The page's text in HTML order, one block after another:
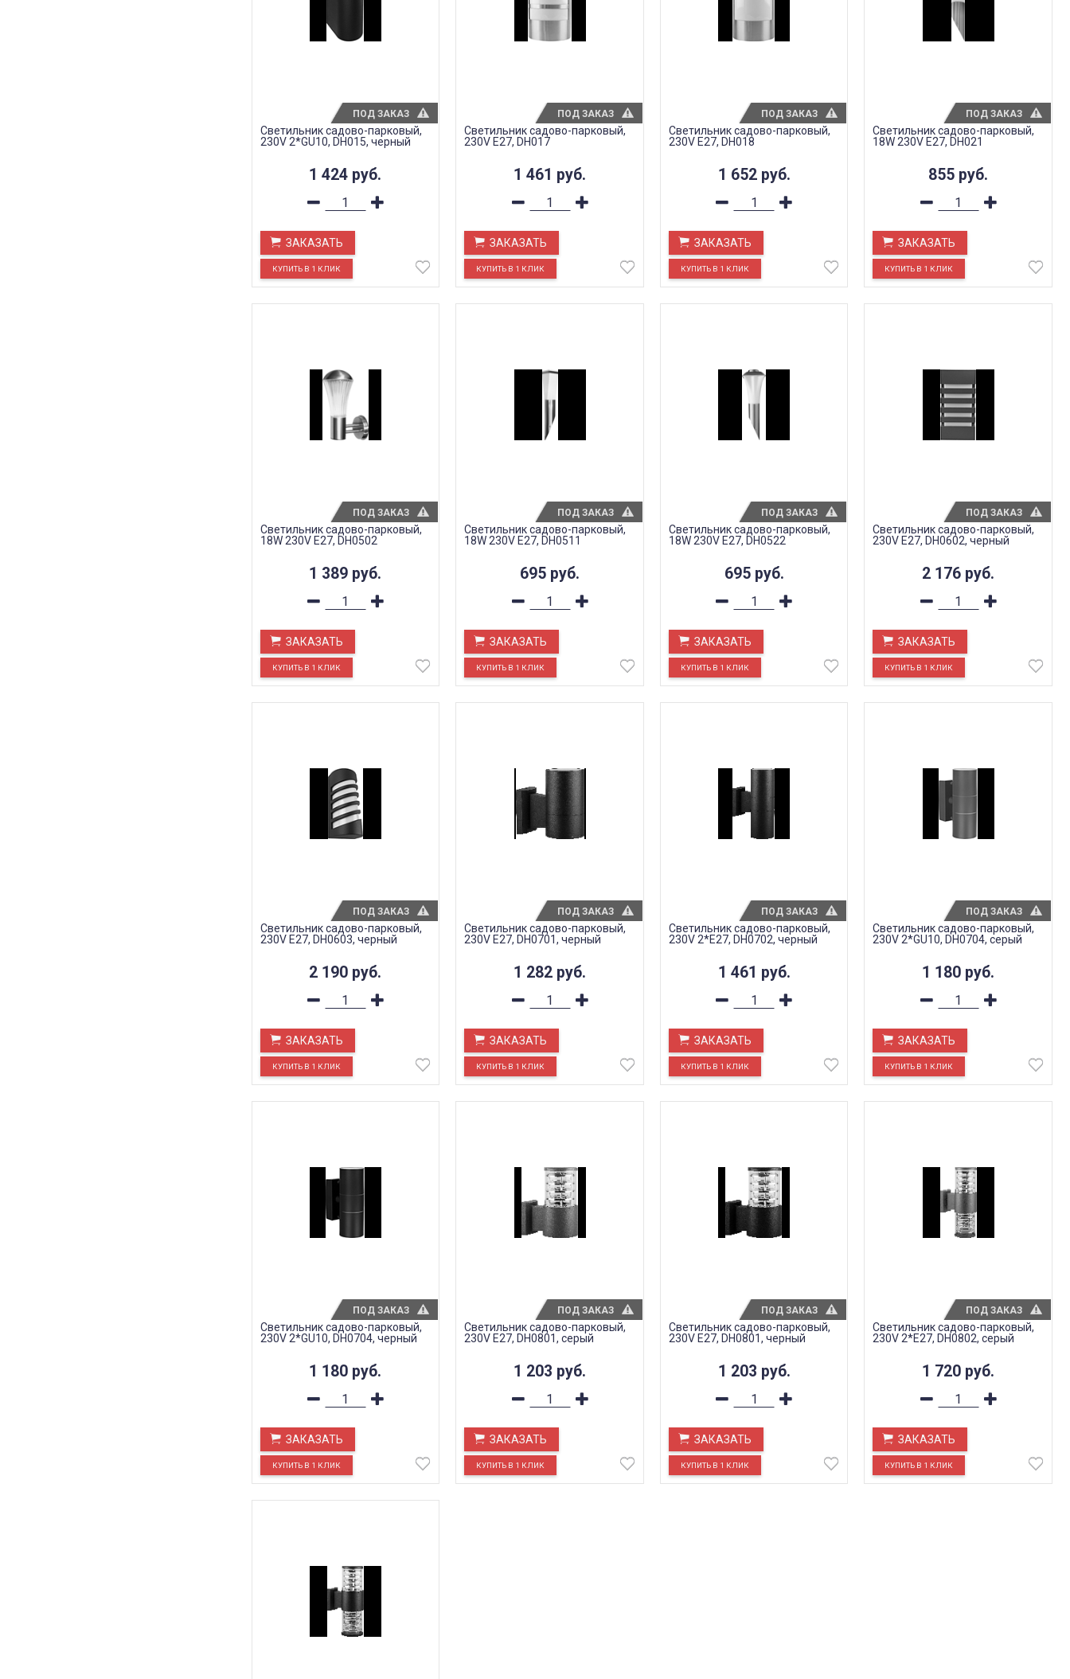
Светильник садово-парковый,
230V 2*GU10, DH015, черный
1 424 руб.
ЗАКАЗАТЬ
ПОД ЗАКАЗ
Светильник садово-парковый,
230V E27, DH017
1 461 руб.
ЗАКАЗАТЬ
ПОД ЗАКАЗ
Светильник садово-парковый,
230V E27, DH018
1 652 руб.
ЗАКАЗАТЬ
ПОД ЗАКАЗ
Светильник садово-парковый,
18W 230V E27, DH021
855 руб.
ЗАКАЗАТЬ
ПОД ЗАКАЗ
Светильник садово-парковый,
18W 230V E27, DH0502
1 389 руб.
ЗАКАЗАТЬ
ПОД ЗАКАЗ
Светильник садово-парковый,
18W 230V E27, DH0511
695 руб.
ЗАКАЗАТЬ
ПОД ЗАКАЗ
Светильник садово-парковый,
18W 230V E27, DH0522
695 руб.
ЗАКАЗАТЬ
ПОД ЗАКАЗ
Светильник садово-парковый,
230V E27, DH0602, черный
2 176 руб.
ЗАКАЗАТЬ
ПОД ЗАКАЗ
Светильник садово-парковый,
230V E27, DH0603, черный
2 190 руб.
ЗАКАЗАТЬ
ПОД ЗАКАЗ
Светильник садово-парковый,
230V E27, DH0701, черный
1 282 руб.
ЗАКАЗАТЬ
ПОД ЗАКАЗ
Светильник садово-парковый,
230V 2*E27, DH0702, черный
1 461 руб.
ЗАКАЗАТЬ
ПОД ЗАКАЗ
Светильник садово-парковый,
230V 2*GU10, DH0704, серый
1 180 руб.
ЗАКАЗАТЬ
ПОД ЗАКАЗ
Светильник садово-парковый,
230V 2*GU10, DH0704, черный
1 180 руб.
ЗАКАЗАТЬ
ПОД ЗАКАЗ
Светильник садово-парковый,
230V E27, DH0801, серый
1 203 руб.
ЗАКАЗАТЬ
ПОД ЗАКАЗ
Светильник садово-парковый,
230V E27, DH0801, черный
1 203 руб.
ЗАКАЗАТЬ
ПОД ЗАКАЗ
Светильник садово-парковый,
230V 2*E27, DH0802, серый
1 720 руб.
ЗАКАЗАТЬ
ПОД ЗАКАЗ